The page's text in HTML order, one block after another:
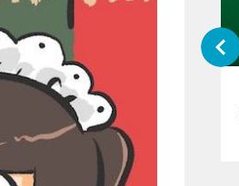
＝ラブ！げーみんぐ』＝LOV
樹愛羅＆佐々木舞香SPインタ